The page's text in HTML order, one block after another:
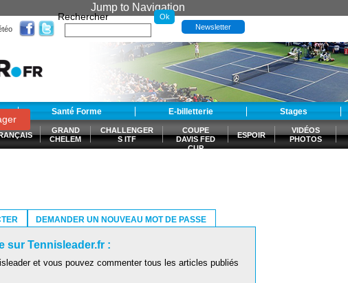
Jump to Navigation
Rechercher
Newsletter
Santé Forme E-billetterie Stages
GRAND
CHELEM
CHALLENGER
S ITF
COUPE
DAVIS FED
CUP
ESPOIR
VIDÉOS
PHOTOS
DEMANDER UN NOUVEAU MOT DE PASSE
sur Tennisleader.fr :
et vous pouvez commenter tous les articles publiés